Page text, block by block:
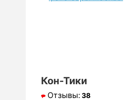
Кон-Тики
Отзывы:38